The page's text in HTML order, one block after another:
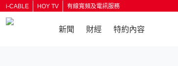
i-CABLE HOY TV 有線寬頻及電訊服務
新聞 財經 特約內容